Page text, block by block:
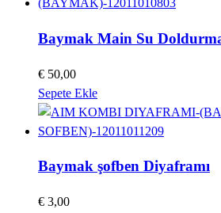
Baymak Main Su
€ 50,00
Sepete Ekle
Baymak şofben Diyaframı
€ 3,00